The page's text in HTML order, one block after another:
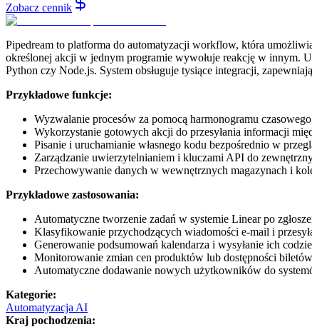
Zobacz cennik
Pipedream to platforma do automatyzacji workflow, która
określonej akcji w jednym programie wywołuje reakcję w innym.
Python czy Node.js. System obsługuje tysiące integracji,
Przykładowe funkcje:
Wyzwalanie procesów za pomocą harmonogramu
Wykorzystanie gotowych akcji do przesyłania informacji
Pisanie i uruchamianie własnego kodu bezpośrednio w
Zarządzanie uwierzytelnianiem i kluczami API do
Przechowywanie danych w wewnętrznych magazynach i
Przykładowe zastosowania:
Automatyczne tworzenie zadań w systemie Linear po
Klasyfikowanie przychodzących wiadomości e-mail i
Generowanie podsumowań kalendarza i wysyłanie ich
Monitorowanie zmian cen produktów lub dostępności
Automatyczne dodawanie nowych użytkowników do
Kategorie:
Automatyzacja AI
Kraj pochodzenia: